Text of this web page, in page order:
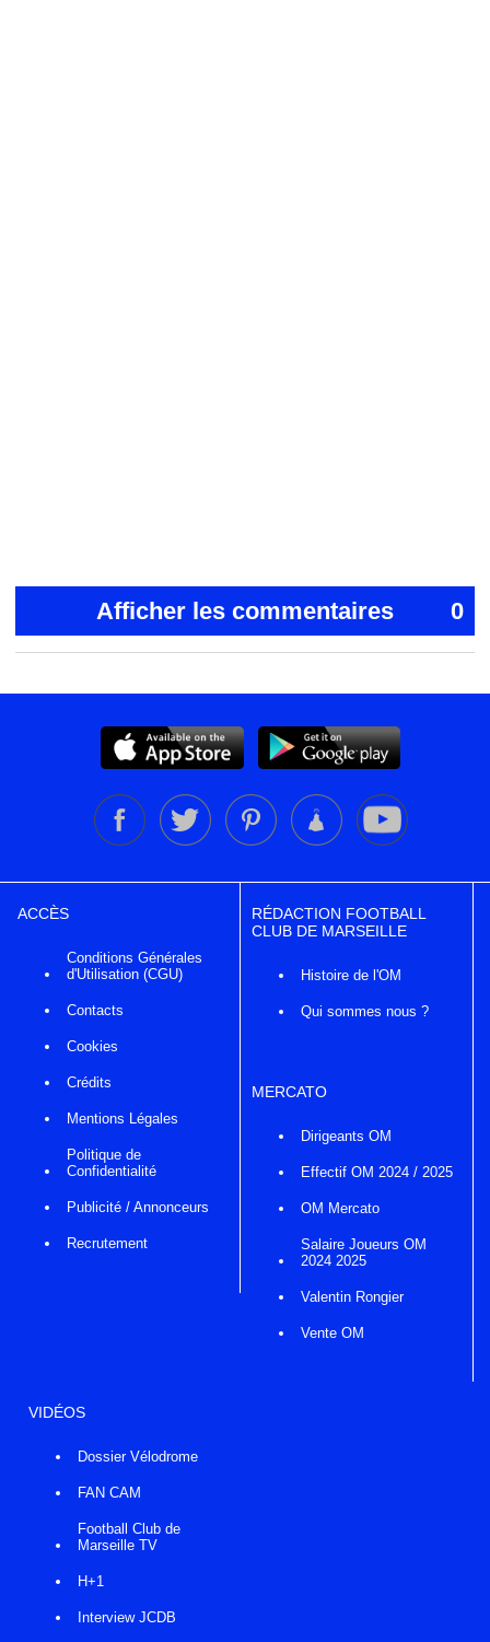
Afficher les commentaires 0
ACCÈS
Conditions Générales
d'Utilisation (CGU)
Contacts
Cookies
Crédits
Mentions Légales
Politique de
Confidentialité
Publicité / Annonceurs
Recrutement
RÉDACTION FOOTBALL
CLUB DE MARSEILLE
Histoire de l'OM
Qui sommes nous ?
MERCATO
Dirigeants OM
Effectif OM 2024 / 2025
OM Mercato
Salaire Joueurs OM
2024 2025
Valentin Rongier
Vente OM
VIDÉOS
Dossier Vélodrome
FAN CAM
Football Club de
Marseille TV
H+1
Interview JCDB